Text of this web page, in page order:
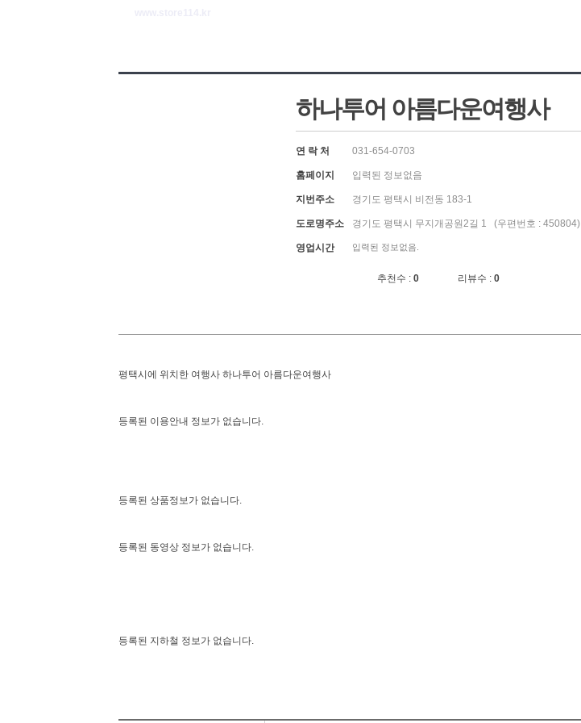
하나투어 아름다운여행사
연 락 처 031-654-0703
홈페이지 입력된 정보없음
지번주소 경기도 평택시 비전동 183-1
도로명주소 경기도 평택시 무지개공원2길 1 (우편번호 : 450804)
영업시간 입력된 정보없음.
추천수 : 0 리뷰수 : 0
등록된 이용안내 정보가 없습니다.